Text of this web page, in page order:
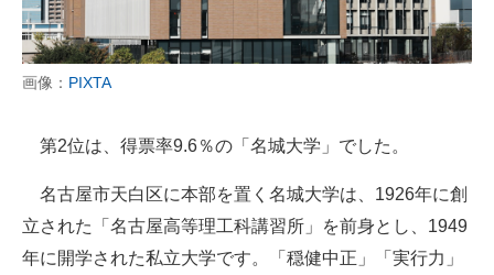
画像： PIXTA
第2位は、得票率9.6％の「名城大学」でした。
名古屋市天白区に本部を置く名城大学は、1926年に創
立された「名古屋高等理工科講習所」を前身とし、1949
年に開学された私立大学です。「穏健中正」「実行力」